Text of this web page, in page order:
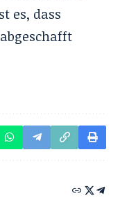
es, dass